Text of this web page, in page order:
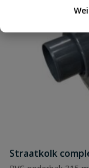
Samenvatting
Beoordeling
Beoordeling
Straatkolk